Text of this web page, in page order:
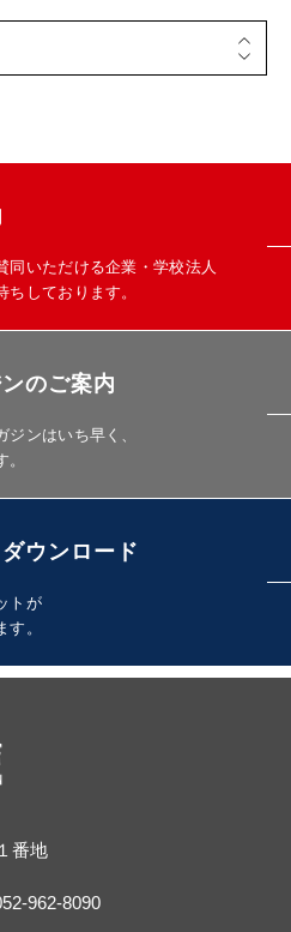
同いただける企業・学校法人
ちしております。
のご案内
ンはいち早く、
ウンロード
トが
。
番地
962-8090